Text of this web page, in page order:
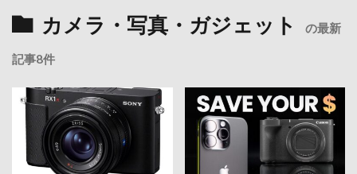
カメラ・写真・ガジェット の最新
記事8件